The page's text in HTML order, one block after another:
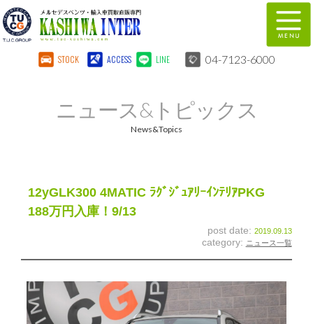
STOCK ACCESS LINE 04-7123-6000
特別作業
注文販売
スタッフ紹介
会社概要 個人情報保護方針
ニュース&トピックス
News&Topics
12yGLK300 4MATIC ﾗｸﾞｼﾞｭｱﾘｰｲﾝﾃﾘｱPKG
188万円入庫！9/13
post date: 2019.09.13
category: ニュース一覧